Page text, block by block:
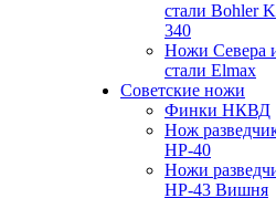
стали Bohler K
340
Ножи Севера
стали Elmax
Советские ножи
Финки НКВД
Нож
НР-40
Ножи
НР-43 Вишня